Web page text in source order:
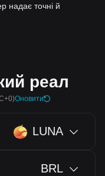
надає точні й
реал
Оновити
LUNA
BRL